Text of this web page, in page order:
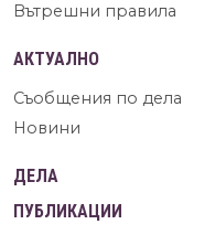
Вътрешни правила
АКТУАЛНО
Съобщения по дела
Новини
ДЕЛА
ПУБЛИКАЦИИ